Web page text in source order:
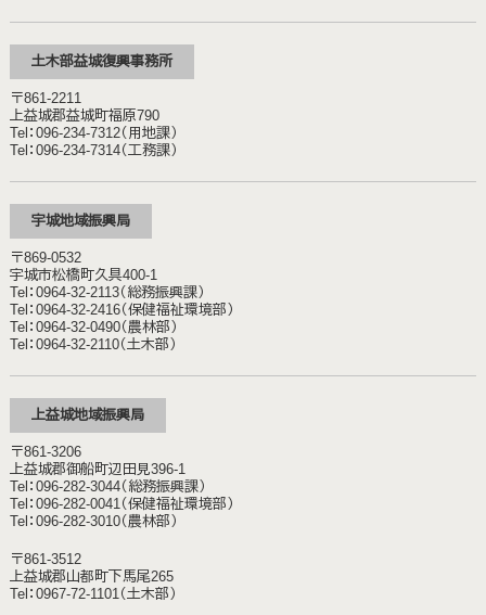
土木部益城復興事務所
〒861-2211
上益城郡益城町福原790
Tel：096-234-7312（用地課）
Tel：096-234-7314（工務課）
宇城地域振興局
〒869-0532
宇城市松橋町久具400-1
Tel：0964-32-2113（総務振興課）
Tel：0964-32-2416（保健福祉環境部）
Tel：0964-32-0490（農林部）
Tel：0964-32-2110（土木部）
上益城地域振興局
〒861-3206
上益城郡御船町辺田見396-1
Tel：096-282-3044（総務振興課）
Tel：096-282-0041（保健福祉環境部）
Tel：096-282-3010（農林部）
〒861-3512
上益城郡山都町下馬尾265
Tel：0967-72-1101（土木部）